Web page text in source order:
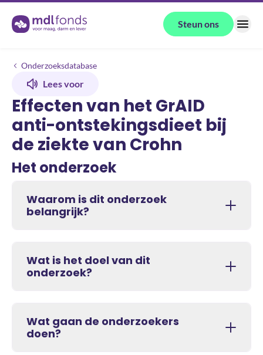
Terug naar de homepage Steun ons
Onderzoeken
Onderzoeksdatabase
Effecten van het GrAID anti-ontstekingsdieet bij de ziekte van Crohn
Lees voor
Effecten van het GrAID
anti-ontstekingsdieet bij
de ziekte van Crohn
Het onderzoek
Waarom is dit onderzoek
belangrijk?
Wat is het doel van dit
onderzoek?
Wat gaan de onderzoekers
doen?